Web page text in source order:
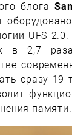
блога
UFS
в 2,7
сразу
памяти.